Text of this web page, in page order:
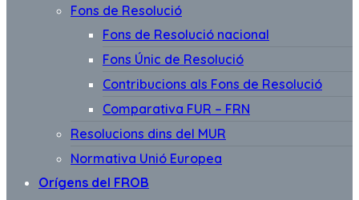
Fons de Resolució
Fons de Resolució nacional
Fons Únic de Resolució
Contribucions als Fons de Resolució
Comparativa FUR – FRN
Resolucions dins del MUR
Normativa Unió Europea
Orígens del FROB